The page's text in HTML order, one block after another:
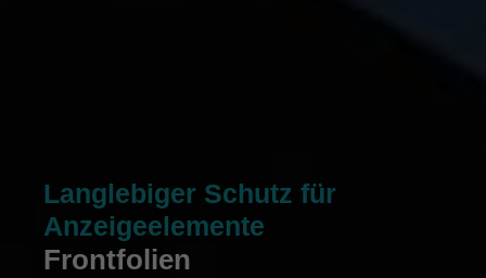
Langlebiger Schutz für
Anzeigeelemente
Frontfolien